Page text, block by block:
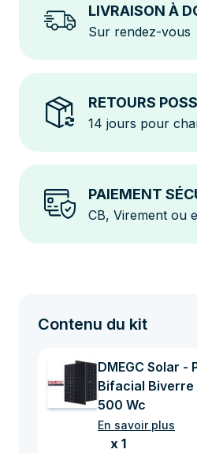
Une solution complète et
l’énergie solaire partout,
autonomie.
LIVRAISON À
Sur rendez-vous
RETOURS
14 jours pour
PAIEMENT
CB, Virement ou
Contenu du kit
DMEGC Solar -
Bifacial Biverre
500 Wc
En savoir plus
x 1